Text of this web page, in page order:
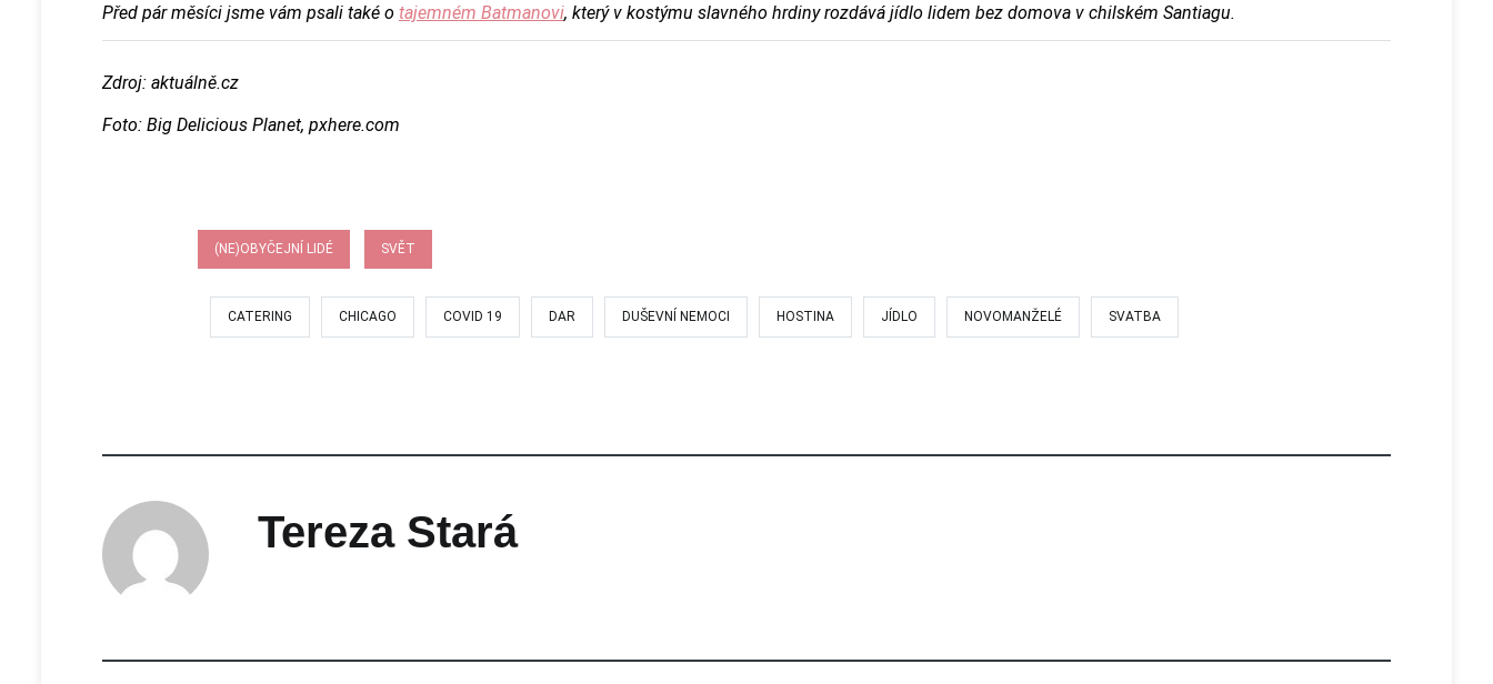
Před pár měsíci jsme vám psali také o tajemném Batmanovi, který v kostýmu slavného hrdiny rozdává jídlo lidem bez domova v chilském Santiagu.
Zdroj: aktuálně.cz
Foto: Big Delicious Planet, pxhere.com
(NE)OBYČEJNÍ LIDÉ SVĚT
CATERING CHICAGO COVID 19 DAR DUŠEVNÍ NEMOCI HOSTINA JÍDLO NOVOMANŽELÉ SVATBA
Tereza Stará